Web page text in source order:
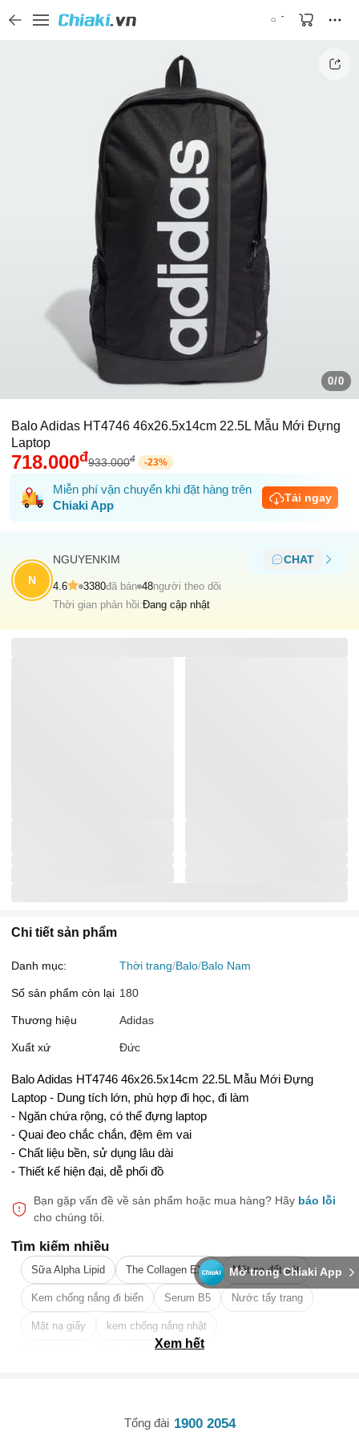
0/0
Mở trong Chiaki App
Balo Adidas HT4746 46x26.5x14cm 22.5L Mẫu Mới Đựng
Laptop
718.000đ933.000đ -23%
Miễn phí vận chuyển khi đặt hàng trên
Chiaki App
Tải ngay
N
NGUYENKIM CHAT
4.6 3380đã bán 48người theo dõi
Thời gian phản hồi:Đang cập nhật
Chi tiết sản phẩm
Danh mục: Thời trang Balo Balo Nam
Số sản phẩm còn lại 180
Thương hiệu Adidas
Xuất xứ Đức
Balo Adidas HT4746 46x26.5x14cm 22.5L Mẫu Mới Đựng
Laptop - Dung tích lớn, phù hợp đi học, đi làm
- Ngăn chứa rộng, có thể đựng laptop
- Quai đeo chắc chắn, đệm êm vai
- Chất liệu bền, sử dụng lâu dài
- Thiết kế hiện đại, dễ phối đồ
Bạn gặp vấn đề về sản phẩm hoặc mua hàng? Hãy báo lỗi
cho chúng tôi.
Tìm kiếm nhiều
Sữa Alpha Lipid The Collagen EXR Mặt nạ đất sét
Kem chống nắng đi biển Serum B5 Nước tẩy trang
Mặt nạ giấy kem chống nắng nhật
Tẩy tế bào chết da mặt tốt nhất
Xem hết
Tổng đài 1900 2054